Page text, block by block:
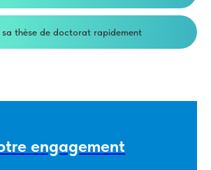
sa thèse de doctorat rapidement
engagement